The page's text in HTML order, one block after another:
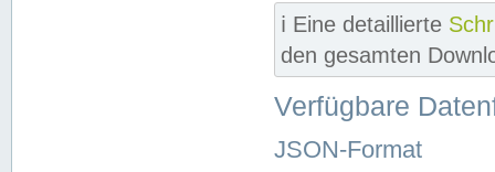
ℹ️ Eine detaillierte
den gesamten
Verfügbare
JSON-Format